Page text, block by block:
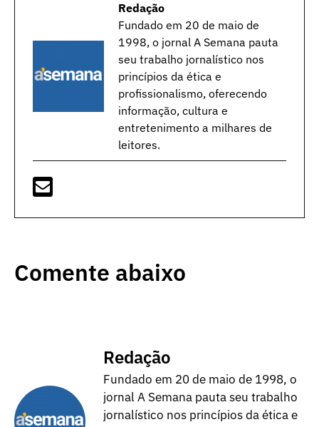
Redação
Fundado em 20 de maio de
1998, o jornal A Semana pauta
seu trabalho jornalístico nos
princípios da ética e
profissionalismo, oferecendo
informação, cultura e
entretenimento a milhares de
leitores.
Comente abaixo
Redação
Fundado em 20 de maio de 1998, o
jornal A Semana pauta seu trabalho
jornalístico nos princípios da ética e